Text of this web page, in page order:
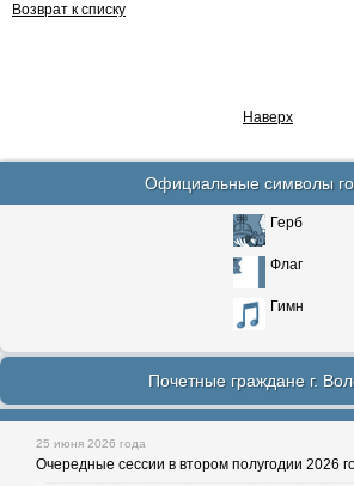
Возврат к списку
Наверх
Официальные символы
Герб
Флаг
Гимн
Почетные граждане г.
25 июня 2026 года
Очередные сессии в втором полугодии 2026